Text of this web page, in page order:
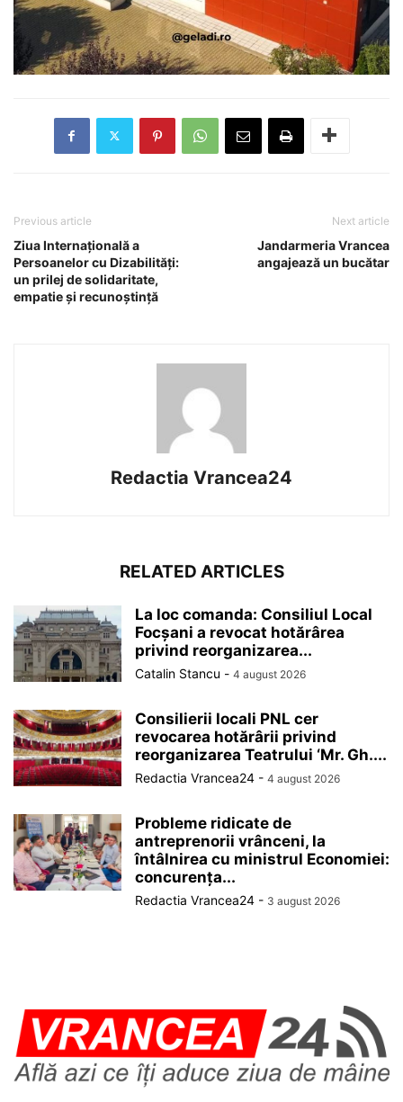
Previous article
Ziua Internațională a
Persoanelor cu Dizabilități:
un prilej de solidaritate,
empatie și recunoștință
Next article
Jandarmeria Vrancea
angajează un bucătar
Redactia Vrancea24
RELATED ARTICLES
La loc comanda: Consiliul Local
Focșani a revocat hotărârea
privind reorganizarea...
Catalin Stancu - 4 august 2026
Consilierii locali PNL cer
revocarea hotărârii privind
reorganizarea Teatrului ‘Mr. Gh....
Redactia Vrancea24 - 4 august 2026
Probleme ridicate de
antreprenorii vrânceni, la
întâlnirea cu ministrul Economiei:
concurența...
Redactia Vrancea24 - 3 august 2026